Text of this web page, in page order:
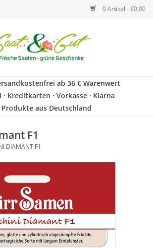
0 Artikel - €0,00
ab 36 € Warenwert
· Kreditkarten · Vorkasse · Klarna
aus Deutschland
F1
DIAMANT F1